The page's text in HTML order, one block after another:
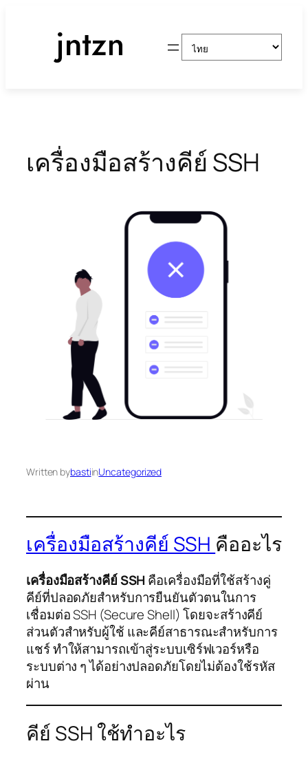
Choose
a
เครื่องมือสร้างคีย์ SSH
Written bybastiinUncategorized
เครื่องมือสร้างคีย์ SSH คืออะไร
เครื่องมือสร้างคีย์ SSH คือเครื่องมือที่ใช้สร้างคู่
คีย์ที่ปลอดภัยสำหรับการยืนยันตัวตนในการ
เชื่อมต่อ SSH (Secure Shell) โดยจะสร้างคีย์
ส่วนตัวสำหรับผู้ใช้ และคีย์สาธารณะสำหรับการ
แชร์ ทำให้สามารถเข้าสู่ระบบเซิร์ฟเวอร์หรือ
ระบบต่าง ๆ ได้อย่างปลอดภัยโดยไม่ต้องใช้รหัส
ผ่าน
คีย์ SSH ใช้ทำอะไร